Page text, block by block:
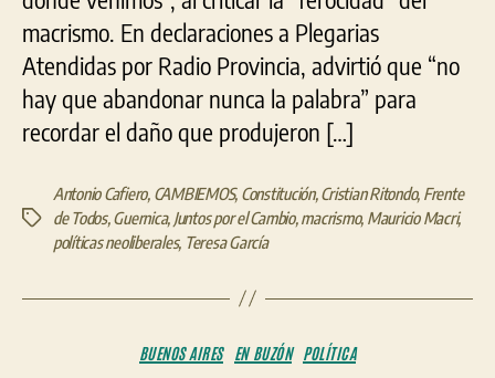
macrismo. En declaraciones a Plegarias
Atendidas por Radio Provincia, advirtió que “no
hay que abandonar nunca la palabra” para
recordar el daño que produjeron […]
Etiquetas
Antonio Cafiero, CAMBIEMOS, Constitución,Cristian Ritondo, Frente
de Todos,Guernica, Juntos por el Cambio,macrismo, Mauricio Macri,
políticas neoliberales, Teresa García
Categorías
BUENOS AIRES EN BUZÓN POLÍTICA